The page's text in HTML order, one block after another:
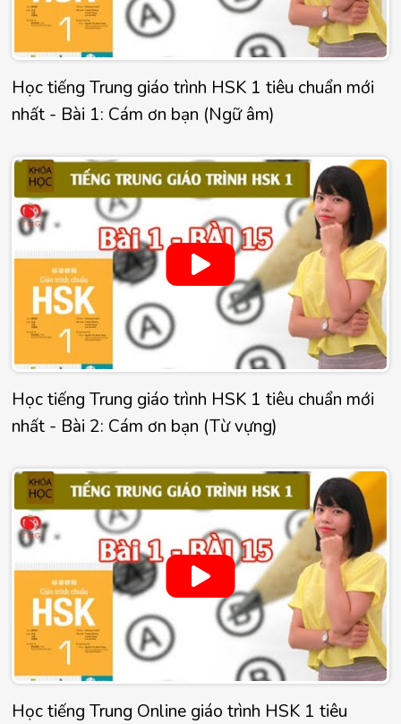
Học tiếng Trung giáo trình HSK 1 tiêu chuẩn mới
nhất - Bài 1: Cám ơn bạn (Ngữ âm)
Học tiếng Trung giáo trình HSK 1 tiêu chuẩn mới
nhất - Bài 2: Cám ơn bạn (Từ vựng)
Học tiếng Trung Online giáo trình HSK 1 tiêu